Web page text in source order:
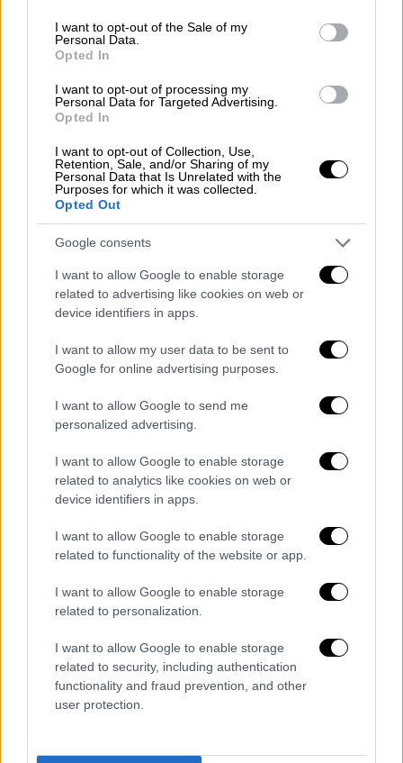
consent section.
I want to opt-out of the Sale of my
Personal Data.
Opted In
I want to opt-out of processing my
Personal Data for Targeted Advertising.
Opted In
I want to opt-out of Collection, Use,
Retention, Sale, and/or Sharing of my
Personal Data that Is Unrelated with the
Purposes for which it was collected.
Opted Out
Google consents
I want to allow Google to enable storage
related to advertising like cookies on web or
device identifiers in apps.
I want to allow my user data to be sent to
Google for online advertising purposes.
I want to allow Google to send me
personalized advertising.
I want to allow Google to enable storage
related to analytics like cookies on web or
device identifiers in apps.
I want to allow Google to enable storage
related to functionality of the website or app.
I want to allow Google to enable storage
related to personalization.
I want to allow Google to enable storage
related to security, including authentication
functionality and fraud prevention, and other
user protection.
στον θάνατο εκατοντάδες εφήβους,
προκαλώντας συναγερμό στις Αρχές.
ΑΛΛΑ #TAGS
Διαδίκτυο
ειδήσεις τώρα
αυτοκτονία
κλιματική αλλαγή
νέοι
οικοσύστημα έφηβοι
POPULAR VIDEOS
07.08.2026 19:53
Κεντρικό δελτίο ειδήσεων 07/08/2026
ΑΠΟΣΠΑΣΜΑΤΑ...|07.08.2026 14:29